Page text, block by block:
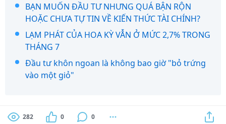
BẠN MUỐN ĐẦU TƯ NHƯNG QUÁ BẬN RỘN
HOẶC CHƯA TỰ TIN VỀ KIẾN THỨC TÀI CHÍNH?
LẠM PHÁT CỦA HOA KỲ VẪN Ở MỨC 2,7% TRONG
THÁNG 7
Đầu tư khôn ngoan là không bao giờ "bỏ trứng
vào một giỏ"
282 0 0